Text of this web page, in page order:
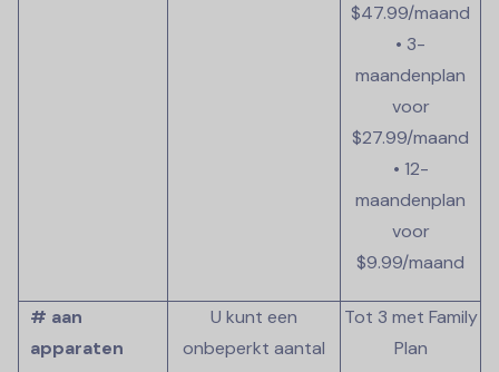
$47.99/maand
• 3-
maandenplan
voor
$27.99/maand
• 12-
maandenplan
voor
$9.99/maand
# aan
apparaten
U kunt een
onbeperkt aantal
Tot 3 met Family
Plan